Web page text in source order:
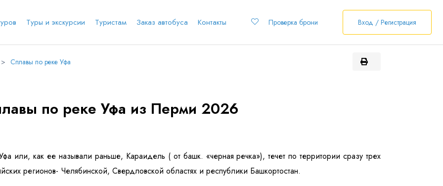
Туры и экскурсии Туристам Заказ автобуса Контакты Проверка брони Вход / Регистрация
> Сплавы по реке Уфа
по реке Уфа из Перми 2026
или, как ее называли раньше, Караидель ( от башк. «черная речка»), течет по территории сразу трех
регионов- Челябинской, Свердловской областях и республики Башкортостан.
Я даю согласие на обработку персональных